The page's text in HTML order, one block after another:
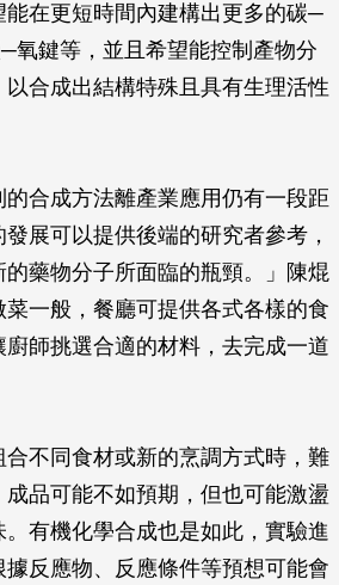
能在更短時間內建構出更多的碳─
氧鍵等，並且希望能控制產物分
合成出結構特殊且具有生理活性
的合成方法離產業應用仍有一段距
展可以提供後端的研究者參考，
藥物分子所面臨的瓶頸。」陳焜
一般，餐廳可提供各式各樣的食
師挑選合適的材料，去完成一道
合不同食材或新的烹調方式時，難
品可能不如預期，但也可能激盪
有機化學合成也是如此，實驗進
反應物、反應條件等預想可能會